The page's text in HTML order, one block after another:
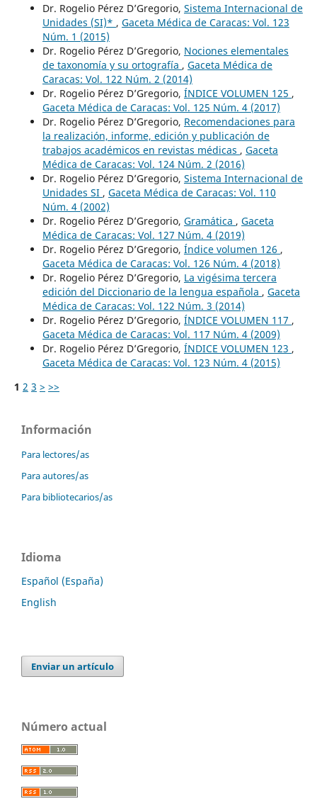
Dr. Rogelio Pérez D’Gregorio, Sistema Internacional de
Unidades (SI)* , Gaceta Médica de Caracas: Vol. 123
Núm. 1 (2015)
Dr. Rogelio Pérez D’Gregorio, Nociones elementales
de taxonomía y su ortografía , Gaceta Médica de
Caracas: Vol. 122 Núm. 2 (2014)
Dr. Rogelio Pérez D’Gregorio, ÍNDICE VOLUMEN 125 ,
Gaceta Médica de Caracas: Vol. 125 Núm. 4 (2017)
Dr. Rogelio Pérez D’Gregorio, Recomendaciones para
la realización, informe, edición y publicación de
trabajos académicos en revistas médicas , Gaceta
Médica de Caracas: Vol. 124 Núm. 2 (2016)
Dr. Rogelio Pérez D’Gregorio, Sistema Internacional de
Unidades SI , Gaceta Médica de Caracas: Vol. 110
Núm. 4 (2002)
Dr. Rogelio Pérez D’Gregorio, Gramática , Gaceta
Médica de Caracas: Vol. 127 Núm. 4 (2019)
Dr. Rogelio Pérez D’Gregorio, Índice volumen 126 ,
Gaceta Médica de Caracas: Vol. 126 Núm. 4 (2018)
Dr. Rogelio Pérez D’Gregorio, La vigésima tercera
edición del Diccionario de la lengua española , Gaceta
Médica de Caracas: Vol. 122 Núm. 3 (2014)
Dr. Rogelio Pérez D’Gregorio, ÍNDICE VOLUMEN 117 ,
Gaceta Médica de Caracas: Vol. 117 Núm. 4 (2009)
Dr. Rogelio Pérez D’Gregorio, ÍNDICE VOLUMEN 123 ,
Gaceta Médica de Caracas: Vol. 123 Núm. 4 (2015)
1 2 3 > >>
Información
Para lectores/as
Para autores/as
Para bibliotecarios/as
Idioma
Español (España)
English
Enviar un artículo
Número actual